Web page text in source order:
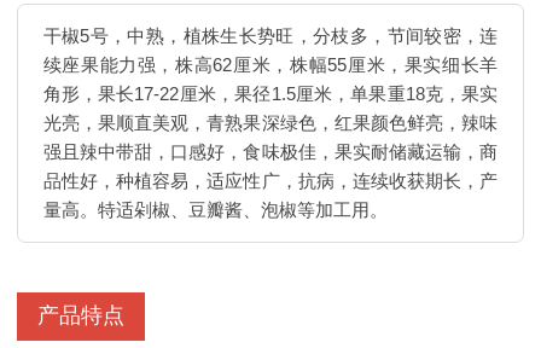
干椒5号，中熟，植株生长势旺，分枝多，节间较密，连
续座果能力强，株高62厘米，株幅55厘米，果实细长羊
角形，果长17-22厘米，果径1.5厘米，单果重18克，果实
光亮，果顺直美观，青熟果深绿色，红果颜色鲜亮，辣味
强且辣中带甜，口感好，食味极佳，果实耐储藏运输，商
品性好，种植容易，适应性广，抗病，连续收获期长，产
量高。特适剁椒、豆瓣酱、泡椒等加工用。
产品特点